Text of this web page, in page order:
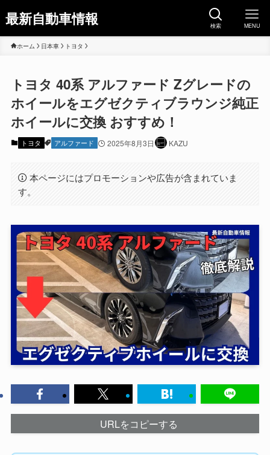
最新自動車情報 検索 MENU
ホーム 日本車 トヨタ
トヨタ 40系 アルファード Zグレードの
ホイールをエグゼクティブラウンジ純正
ホイールに交換 おすすめ！
トヨタ アルファード 2025年8月3日 KAZU
本ページにはプロモーションや広告が含まれていま
す。
URLをコピーする